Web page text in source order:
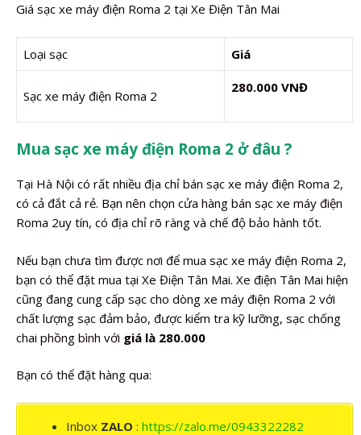
Giá sạc xe máy điện Roma 2 tại Xe Điện Tân Mai
Loại sạc Giá
Sạc xe máy điện Roma 2
280.000 VNĐ
Mua sạc xe máy điện Roma 2 ở đâu ?
Tại Hà Nội có rất nhiều địa chỉ bán sạc xe máy điện Roma 2,
có cả đắt cả rẻ. Bạn nên chọn cửa hàng bán sạc xe máy điện
Roma 2uy tín, có địa chỉ rõ ràng và chế độ bảo hành tốt.
Nếu bạn chưa tìm được nơi để mua sạc xe máy điện Roma 2,
bạn có thể đặt mua tại Xe Điện Tân Mai. Xe điện Tân Mai hiện
cũng đang cung cấp sạc cho dòng xe máy điện Roma 2 với
chất lượng sạc đảm bảo, được kiểm tra kỹ lưỡng, sạc chống
chai phồng bình với giá là 280.000
Bạn có thể đặt hàng qua:
Inbox ZALO : https://zalo.me/0943322282